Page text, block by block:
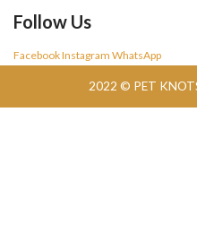
Follow Us
FacebookInstagram WhatsApp
2022 © PET